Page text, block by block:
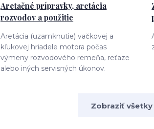
Aretačné prípravky, aretácia
rozvodov a použitie
Aretácia (uzamknutie) vačkovej a
kľukovej hriadele motora počas
výmeny rozvodového remeňa, reťaze
alebo iných servisných úkonov.
Zobraziť všetky